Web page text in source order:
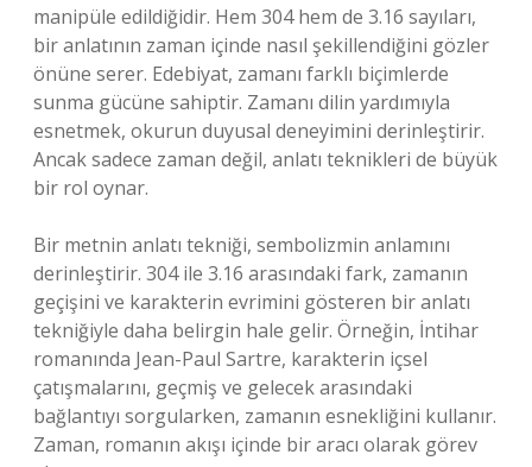
manipüle edildiğidir. Hem 304 hem de 3.16 sayıları,
bir anlatının zaman içinde nasıl şekillendiğini gözler
önüne serer. Edebiyat, zamanı farklı biçimlerde
sunma gücüne sahiptir. Zamanı dilin yardımıyla
esnetmek, okurun duyusal deneyimini derinleştirir.
Ancak sadece zaman değil, anlatı teknikleri de büyük
bir rol oynar.
Bir metnin anlatı tekniği, sembolizmin anlamını
derinleştirir. 304 ile 3.16 arasındaki fark, zamanın
geçişini ve karakterin evrimini gösteren bir anlatı
tekniğiyle daha belirgin hale gelir. Örneğin, İntihar
romanında Jean-Paul Sartre, karakterin içsel
çatışmalarını, geçmiş ve gelecek arasındaki
bağlantıyı sorgularken, zamanın esnekliğini kullanır.
Zaman, romanın akışı içinde bir aracı olarak görev